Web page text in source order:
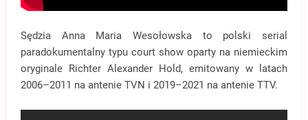
Sędzia Anna Maria Wesołowska to polski serial
paradokumentalny typu court show oparty na niemieckim
oryginale Richter Alexander Hold, emitowany w latach
2006–2011 na antenie TVN i 2019–2021 na antenie TTV.